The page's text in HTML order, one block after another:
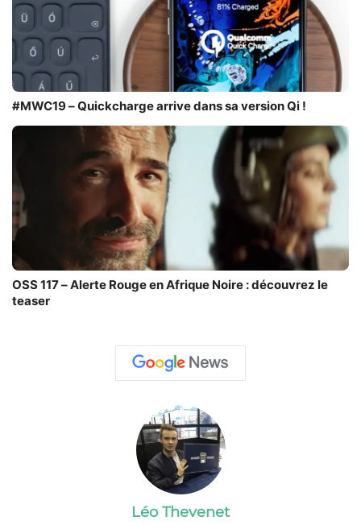
#MWC19 – Quickcharge arrive dans sa version Qi !
OSS 117 – Alerte Rouge en Afrique Noire : découvrez le
teaser
Léo Thevenet